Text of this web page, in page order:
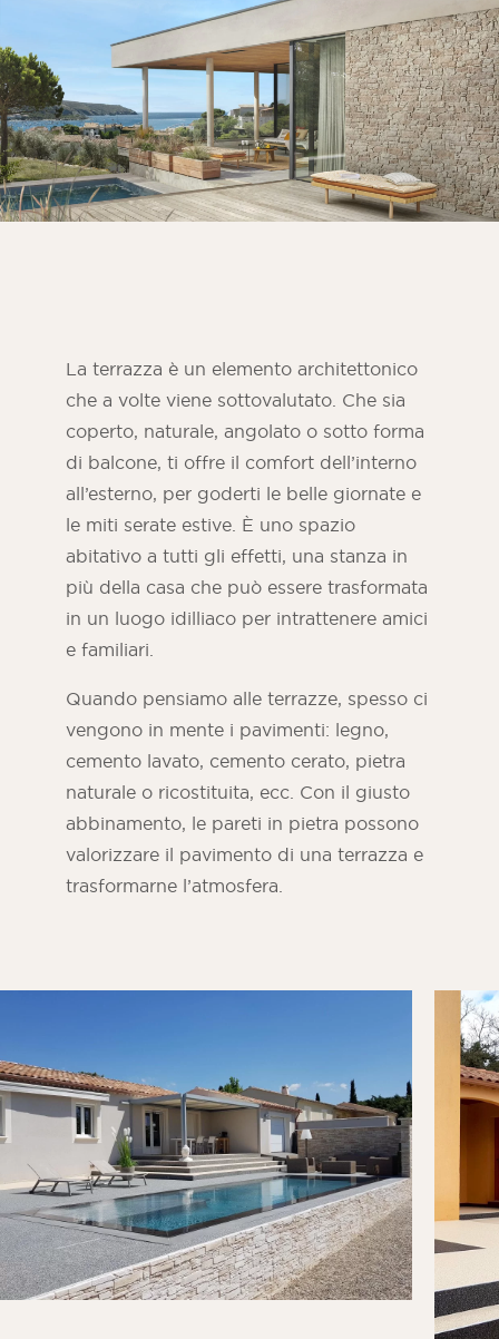
Bagno
TUTTI GLI SPAZI INTERNI
Per spazio esterno
Strutture all’aperto
TUTTE LE AREE ESTERNE
Rivista ORSOL
Lasciatevi ispirare dalla scoperta dell'estetica
e delle texture di ORSOL.
La terrazza è un elemento architettonico
che a volte viene sottovalutato. Che sia
coperto, naturale, angolato o sotto forma
di balcone, ti offre il comfort dell’interno
all’esterno, per goderti le belle giornate e
le miti serate estive. È uno spazio
abitativo a tutti gli effetti, una stanza in
più della casa che può essere trasformata
in un luogo idilliaco per intrattenere amici
e familiari.
Quando pensiamo alle terrazze, spesso ci
vengono in mente i pavimenti: legno,
cemento lavato, cemento cerato, pietra
naturale o ricostituita, ecc. Con il giusto
abbinamento, le pareti in pietra possono
valorizzare il pavimento di una terrazza e
trasformarne l’atmosfera.